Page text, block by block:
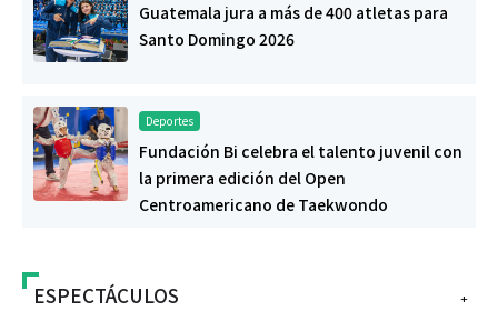
Guatemala jura a más de 400 atletas para
Santo Domingo 2026
Deportes
Fundación Bi celebra el talento juvenil con
la primera edición del Open
Centroamericano de Taekwondo
+
ESPECTÁCULOS